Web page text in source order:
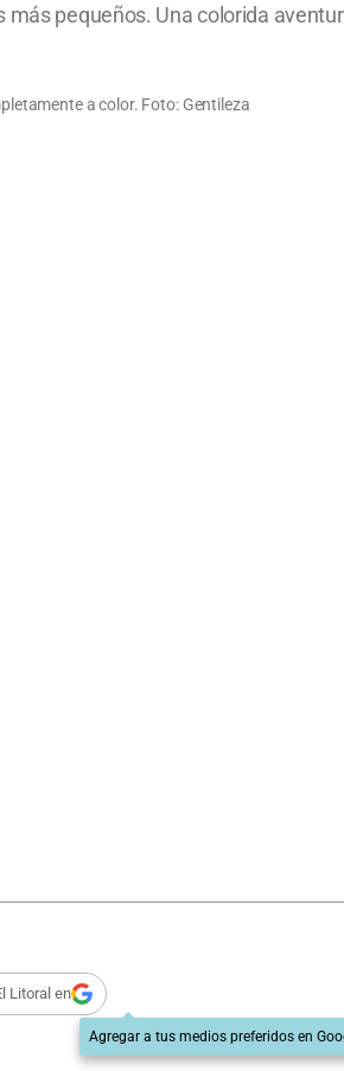
pequeños. Una colorida
a color. Foto: Gentileza
Litoral en
Agregar a tus medios preferidos en